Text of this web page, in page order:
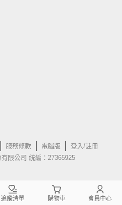
服務條款 電腦版
登入/註冊
限公司 統編：27365925
追蹤清單 購物車 會員中心